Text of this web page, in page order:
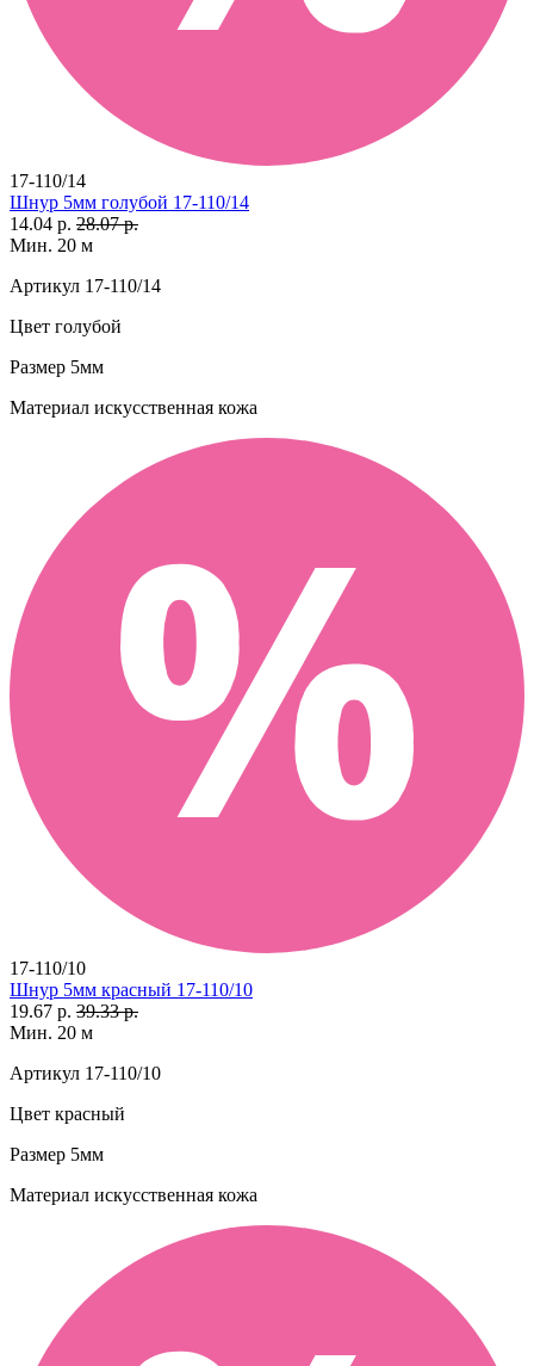
17-110/14
Шнур 5мм голубой 17-110/14
14.04 р. 28.07 р.
Мин. 20 м
Артикул 17-110/14
Цвет голубой
Размер 5мм
Материал искусственная кожа
17-110/10
Шнур 5мм красный 17-110/10
19.67 р. 39.33 р.
Мин. 20 м
Артикул 17-110/10
Цвет красный
Размер 5мм
Материал искусственная кожа